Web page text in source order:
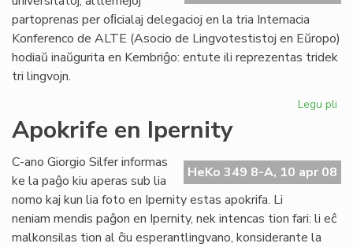
partoprenas per oﬁcialaj delegacioj en la tria Internacia
Konferenco de ALTE (Asocio de Lingvotestistoj en Eŭropo)
hodiaŭ inaŭgurita en Kembriĝo: entute ili reprezentas tridek
tri lingvojn.
Legu pli
Apokrife en Ipernity
HeKo 349 8-A, 10 apr 08
C-ano Giorgio Silfer informas
ke la paĝo kiu aperas sub lia
nomo kaj kun lia foto en Ipernity estas apokrifa. Li
neniam mendis paĝon en Ipernity, nek intencas tion fari: li eĉ
malkonsilas tion al ĉiu esperantlingvano, konsiderante la